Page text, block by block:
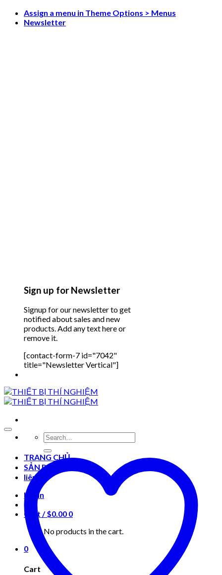
Skip
Assign a menu in Theme Options > Menus
Newsletter
Sign up for Newsletter
Signup for our newsletter to get
notified about sales and new
products. Add any text here or
remove it.
[contact-form-7 id="7042"
title="Newsletter Vertical"]
Search
for:
TRANG CHỦ
SẢN PHẨM
liên hệ
Login
Cart /$0.00 0
No products in the cart.
0
Cart